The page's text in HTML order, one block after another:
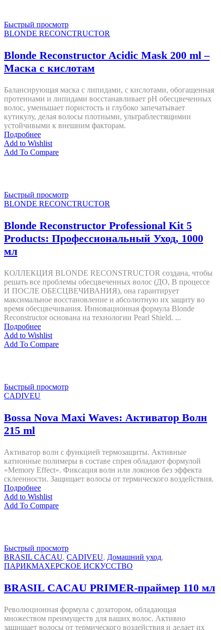
Быстрый просмотр
BLONDE RECONCTRUCTOR
Blonde Reconstructor Acidic Mask 200 ml –
Маска с кислотам
Балансирующая маска с липидами, с кислотами, обогащенная
протеинами и липидами восстанавливает pH обесцвеченных
волос, уменьшает пористость и глубоко запечатывает
кутикулу, делая волосы плотными, ультраблестящимии
устойчивыми к внешним факторам.
Подробнее
Add to Wishlist
Add To Compare
Быстрый просмотр
BLONDE RECONCTRUCTOR
Blonde Reconstructor Professional Kit 5
Products: Профессиональный Уход, 1000
мл
КОЛЛЕКЦИЯ BLONDE RECONSTRUCTOR создана, чтобы
решать все проблемы обесцвеченных волос (ДО, В процессе
И ПОСЛЕ ОБЕСЦВЕЧИВАНИЯ), она гарантирует
максимальное восстановление и абсолютную их защиту во
время обесцвечивания. Инновационная формула Blonde
Reconstructor основана на технологии Pearl Shield. ...
Подробнее
Add to Wishlist
Add To Compare
Быстрый просмотр
CADIVEU
Bossa Nova Maxi Waves: Активатор Волн
215 ml
Активатор волн с функцией термозащиты. Активные
катионные полимеры в составе спрея обладают формулой
«Memory Effect». Фиксация волн или локонов без эффекта
склеенности. Защищает волосы от термического воздействия.
Подробнее
Add to Wishlist
Add To Compare
Быстрый просмотр
BRASIL CACAU, CADIVEU, Домашний уход,
ПАРИКМАХЕРСКОЕ ИСКУССТВО
BRASIL CACAU PRIMER-праймер 110 мл
Революционная формула с дозатором, обладающая
множеством преимуществ для ваших волос. Активно
защищает волосы от термического воздействия и делает их